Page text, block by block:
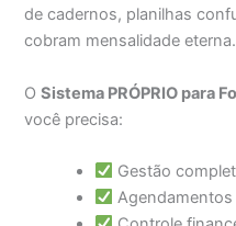
de cadernos, planilhas
cobram mensalidade eterna.
OSistema PRÓPRIO para
você precisa:
Gestão